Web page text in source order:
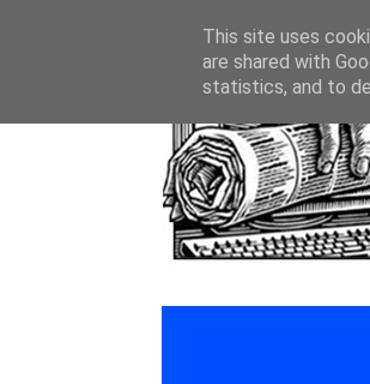
This site uses
are shared with
statistics, and to